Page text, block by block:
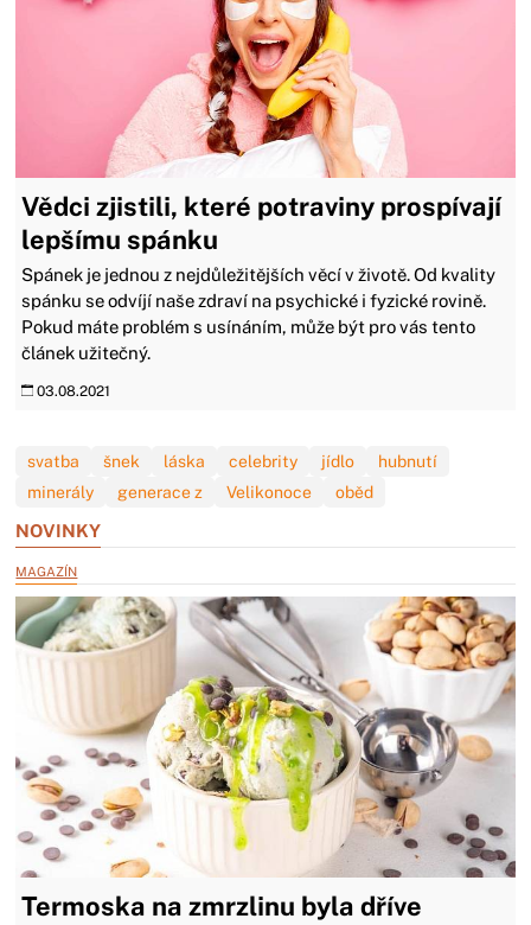
Vědci zjistili, které potraviny prospívají
lepšímu spánku
Spánek je jednou z nejdůležitějších věcí v životě. Od kvality
spánku se odvíjí naše zdraví na psychické i fyzické rovině.
Pokud máte problém s usínáním, může být pro vás tento
článek užitečný.
03.08.2021
svatba šnek láska celebrity jídlo
hubnutí
minerály
generace z Velikonoce oběd
NOVINKY
MAGAZÍN
Termoska na zmrzlinu byla dříve